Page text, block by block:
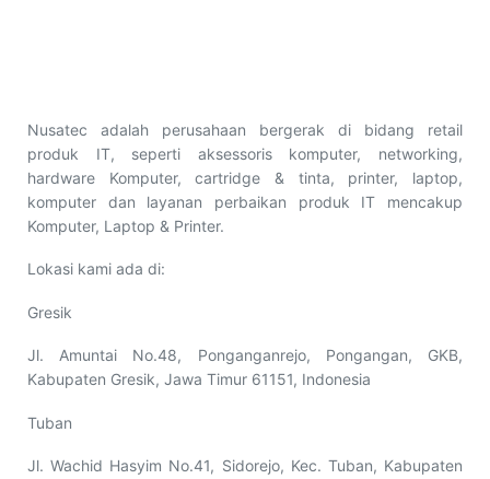
Nusatec adalah perusahaan bergerak di bidang retail
produk IT, seperti aksessoris komputer, networking,
hardware Komputer, cartridge & tinta, printer, laptop,
komputer dan layanan perbaikan produk IT mencakup
Komputer, Laptop & Printer.
Lokasi kami ada di:
Gresik
Jl. Amuntai No.48, Ponganganrejo, Pongangan, GKB,
Kabupaten Gresik, Jawa Timur 61151, Indonesia
Tuban
Jl. Wachid Hasyim No.41, Sidorejo, Kec. Tuban, Kabupaten